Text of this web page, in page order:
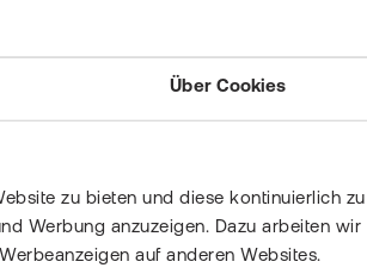
Über Cookies
zu bieten und diese kontinuierlich zu
Werbung anzuzeigen. Dazu arbeiten wir
auf anderen Websites.